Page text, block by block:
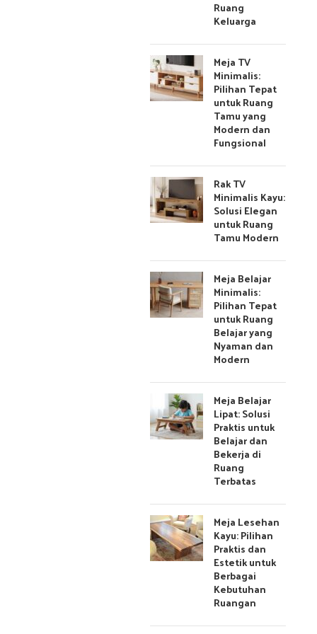
Ruang
Keluarga
Meja TV
Minimalis:
Pilihan Tepat
untuk Ruang
Tamu yang
Modern dan
Fungsional
Rak TV
Minimalis Kayu:
Solusi Elegan
untuk Ruang
Tamu Modern
Meja Belajar
Minimalis:
Pilihan Tepat
untuk Ruang
Belajar yang
Nyaman dan
Modern
Meja Belajar
Lipat: Solusi
Praktis untuk
Belajar dan
Bekerja di
Ruang
Terbatas
Meja Lesehan
Kayu: Pilihan
Praktis dan
Estetik untuk
Berbagai
Kebutuhan
Ruangan